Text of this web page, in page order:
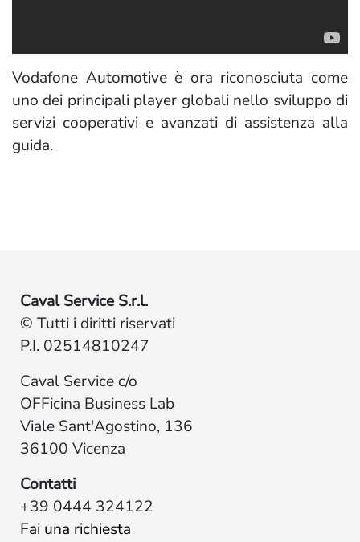
Vodafone Automotive è ora riconosciuta come
uno dei principali player globali nello sviluppo di
servizi cooperativi e avanzati di assistenza alla
guida.
Caval Service S.r.l.
© Tutti i diritti riservati
P.I. 02514810247
Caval Service c/o
OFFicina Business Lab
Viale Sant'Agostino, 136
36100 Vicenza
Contatti
+39 0444 324122
Fai una richiesta